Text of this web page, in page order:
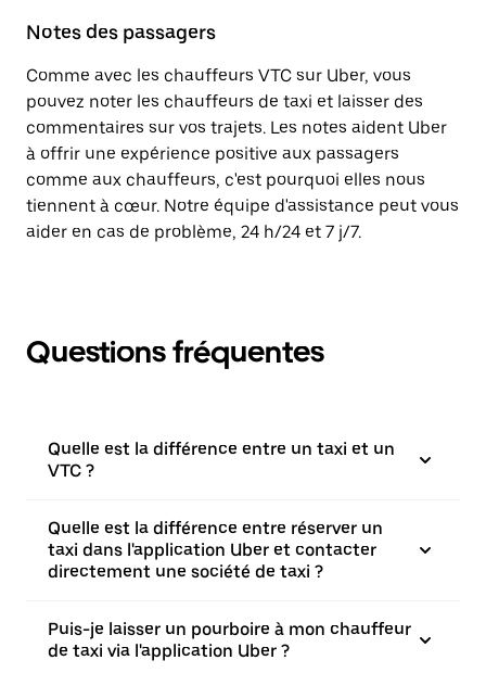
Notes des passagers
Comme avec les chauffeurs VTC sur Uber, vous
pouvez noter les chauffeurs de taxi et laisser des
commentaires sur vos trajets. Les notes aident Uber
à offrir une expérience positive aux passagers
comme aux chauffeurs, c'est pourquoi elles nous
tiennent à cœur. Notre équipe d'assistance peut vous
aider en cas de problème, 24 h/24 et 7 j/7.
Questions fréquentes
Quelle est la différence entre un taxi et un
VTC ?
Quelle est la différence entre réserver un
taxi dans l'application Uber et contacter
directement une société de taxi ?
Puis-je laisser un pourboire à mon chauffeur
de taxi via l'application Uber ?